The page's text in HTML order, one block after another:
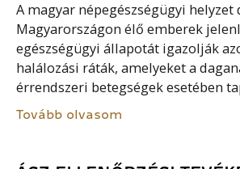
A magyar népegészségügyi helyzet
Magyarországon élő emberek
egészségügyi állapotát igazolják
halálozási ráták, amelyeket a
érrendszeri betegségek esetében
Tovább olvasom